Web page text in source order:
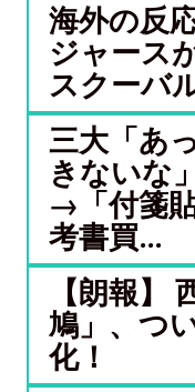
海外の反
ジャース
スクーバ
三大「あ
きないな
→「付箋
考書買...
【朗報】
鳩」、つ
化！